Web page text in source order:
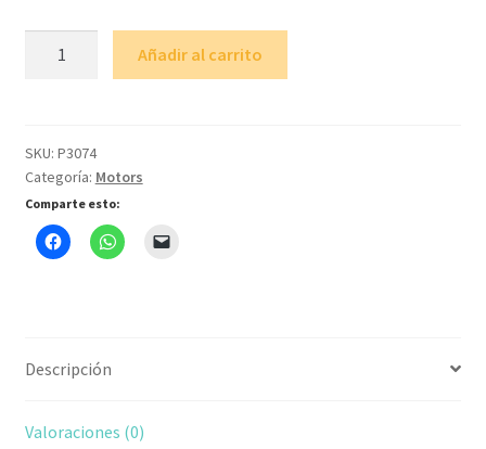
HPCB
6V
with
Extended
Motor
Añadir al carrito
SKU: P3074
Categoría: Motors
Comparte esto:
Descripción
Valoraciones (0)